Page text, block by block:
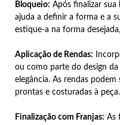
Bloqueio: Após finalizar sua
ajuda a definir a forma e a
estique-a na forma
Aplicação de Rendas:
ou como parte do design
elegância. As rendas
prontas e costuradas à peça.
Finalização com Franjas: As